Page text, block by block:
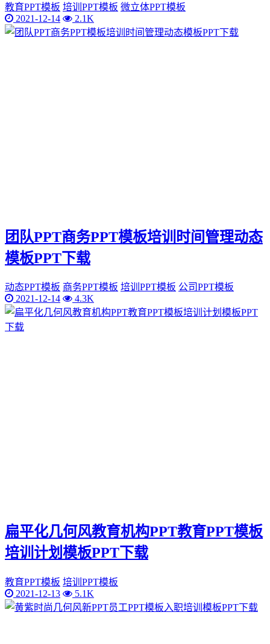
教育PPT模板 培训PPT模板 微立体PPT模板
2021-12-14
2.1K
团队PPT商务PPT模板培训时间管理动态
模板PPT下载
动态PPT模板 商务PPT模板 培训PPT模板 公司PPT模板
2021-12-14
4.3K
扁平化几何风教育机构PPT教育PPT模板
培训计划模板PPT下载
教育PPT模板 培训PPT模板
2021-12-13
5.1K